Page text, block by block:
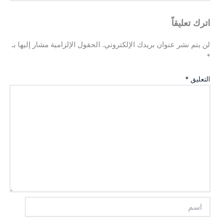
اترك تعليقاً
لن يتم نشر عنوان بريدك الإلكتروني. الحقول الإلزامية مشار إليها بـ
*
التعليق *